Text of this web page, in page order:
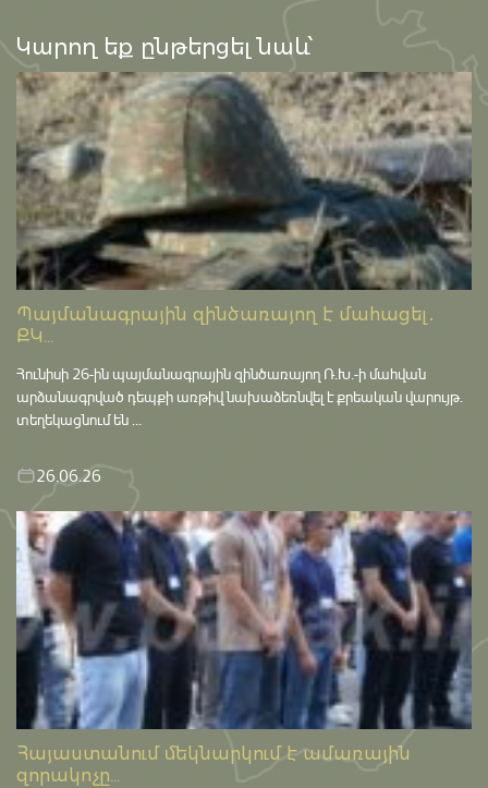
Կարող եք ընթերցել նաև՝
Պայմանագրային զինծառայող է մահացել․
ՔԿ...
Հունիսի 26-ին պայմանագրային զինծառայող Ռ.Խ.-ի մահվան
արձանագրված դեպքի առթիվ նախաձեռնվել է քրեական վարույթ․
տեղեկացնում են ...
26.06.26
Հայաստանում մեկնարկում է ամառային
զորակոչը...